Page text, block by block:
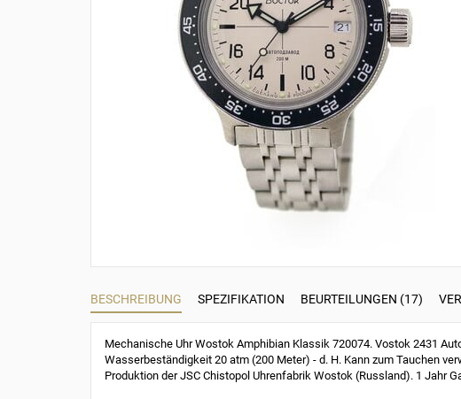
BESCHREIBUNG SPEZIFIKATION BEURTEILUNGEN (17)
Mechanische Uhr Wostok Amphibian Klassik 720074. Vostok 2431
Wasserbeständigkeit 20 atm (200 Meter) - d. H. Kann zum Tauchen
Produktion der JSC Chistopol Uhrenfabrik Wostok (Russland). 1 Jahr